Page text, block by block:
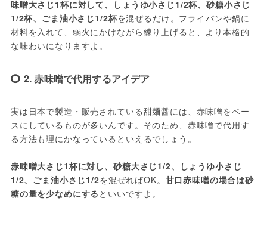
味噌大さじ1杯に対して、しょうゆ小さじ1/2杯、砂糖小さじ
1/2杯、ごま油小さじ1/2杯を混ぜるだけ。フライパンや鍋に
材料を入れて、弱火にかけながら練り上げると、より本格的
な味わいになりますよ。
2. 赤味噌で代用するアイデア
実は日本で製造・販売されている甜麺醤には、赤味噌をベー
スにしているものが多いんです。そのため、赤味噌で代用す
る方法も理にかなっているといえるでしょう。
赤味噌大さじ1杯に対し、砂糖大さじ1/2、しょうゆ小さじ
1/2、ごま油小さじ1/2を混ぜればOK。 甘口赤味噌の場合は砂
糖の量を少なめにする といいですよ。